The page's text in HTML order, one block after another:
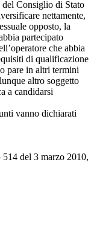
Consiglio di Stato
nettamente,
opposto, la
partecipato
che abbia
di qualificazione
pare in altri termini
altro soggetto
a candidarsi
vanno dichiarati
del 3 marzo 2010,